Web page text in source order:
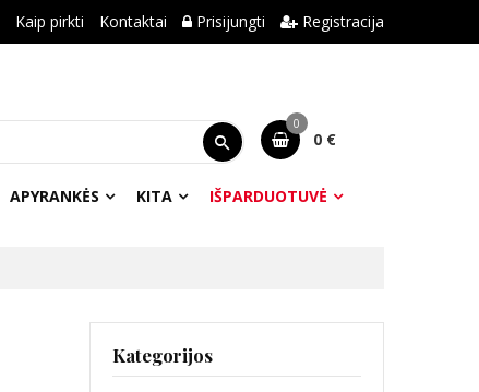
Kaip pirkti Kontaktai Prisijungti Registracija
0
0 €
APYRANKĖS KITA IŠPARDUOTUVĖ
Kategorijos